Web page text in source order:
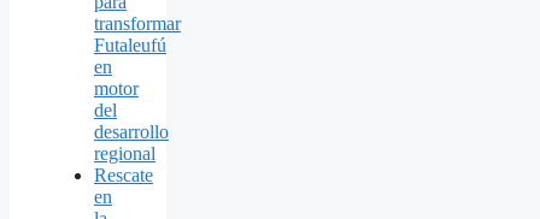
transformar
Futaleufú
en
motor
del
desarrollo
regional
Rescate
en